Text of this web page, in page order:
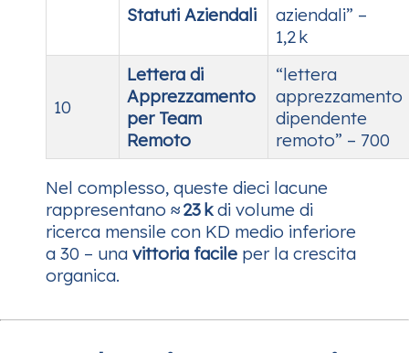
Statuti Aziendali
aziendali” –
1,2 k
10
Lettera di
Apprezzamento
per Team
Remoto
“lettera
apprezzamento
dipendente
remoto” – 700
Nel complesso, queste dieci lacune
rappresentano ≈ 23 kdi volume di
ricerca mensile con KD medio inferiore
a 30 – una vittoria facile per la crescita
organica.